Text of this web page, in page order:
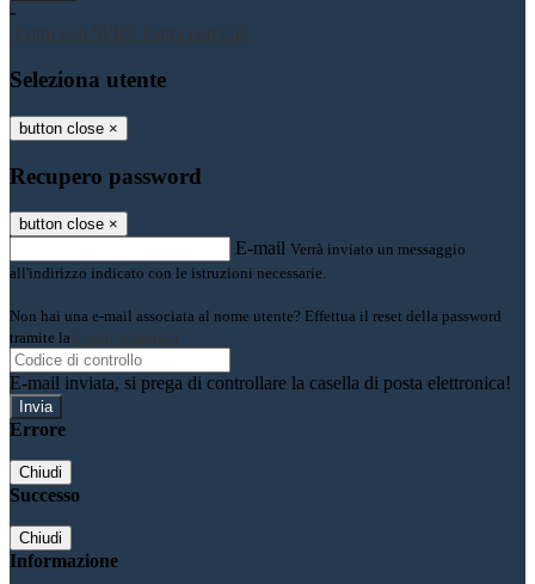
-
Entra con SPID
Entra con CIE
Seleziona utente
button close ×
Recupero password
button close ×
E-mail Verrà inviato un messaggio
all'indirizzo indicato con le istruzioni necessarie.
Non hai una e-mail associata al nome utente? Effettua il reset della password
tramite la Login Spaggiari
E-mail inviata, si prega di controllare la casella di posta elettronica!
Errore
Chiudi
Successo
Chiudi
Informazione